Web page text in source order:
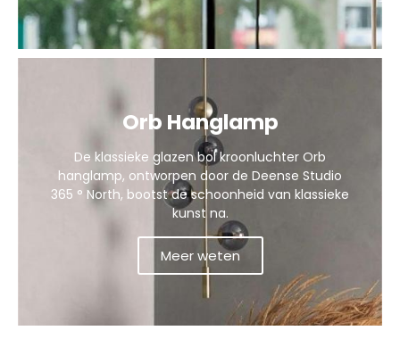
Orb Hanglamp
De klassieke glazen bol kroonluchter Orb
hanglamp, ontworpen door de Deense Studio
365 ° North, bootst de schoonheid van klassieke
kunst na.
Meer weten